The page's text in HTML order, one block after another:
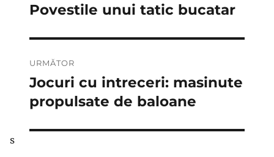
articole
anterior:
Povestile unui tatic bucatar
URMĂTOR
Articolul
următor:
Jocuri cu intreceri: masinute
propulsate de baloane
s